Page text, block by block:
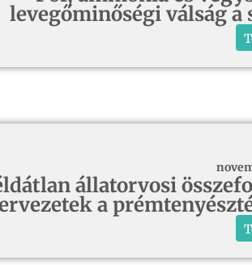
levegőminőségi válság
állatorvosi
a